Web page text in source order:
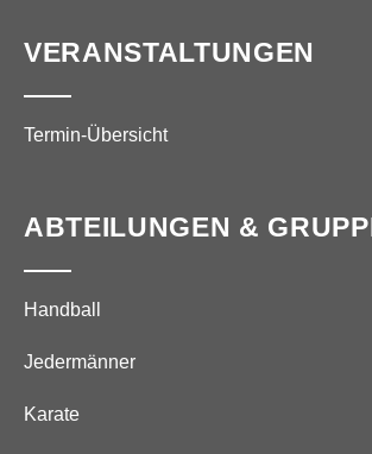
VERANSTALTUNGEN
Termin-Übersicht
ABTEILUNGEN &
Handball
Jedermänner
Karate